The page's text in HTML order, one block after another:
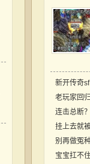
新开传奇
老玩家回
迷茫期
连击总断
挂上去就
别再做冤
宝宝扛不